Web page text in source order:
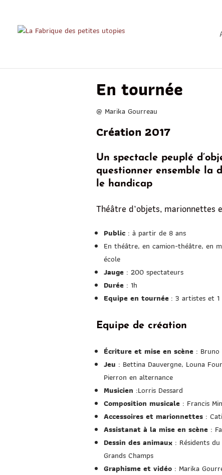
En tournée
@ Marika Gourreau
Création 2017
Un spectacle peuplé
questionner ensemble la
le handicap
Théâtre d’objets, marionnettes
Public : à partir de 8 ans
En théâtre, en camion-théâtre, en
école
Jauge : 200 spectateurs
Durée : 1h
Equipe en tournée : 3 artistes et
Equipe de création
Écriture et mise en scène :
Jeu : Bettina Dauvergne, Louna
Pierron en alternance
Musicien :Lorris Dessard
Composition musicale : Francis
Accessoires et marionnettes :
Assistanat à la mise en scène :
Dessin des animaux : Résidents
Grands Champs
Graphisme et vidéo : Marika